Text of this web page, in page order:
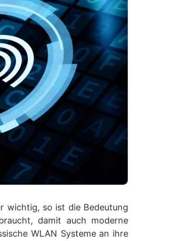
wichtig, so ist die Bedeutung
damit auch moderne
WLAN Systeme an ihre